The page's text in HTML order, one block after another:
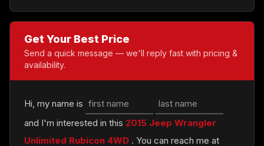
Get Your Best Price
Send a quick message — we'll reply fast with pricing &
availability.
Hi, my name is
and I'm interested in this 2015 Jeep Wrangler
Unlimited Rubicon 4WD . You can reach me at